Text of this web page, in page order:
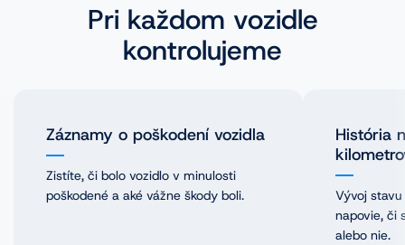
Časté dopyty
Pri každom vozidle
kontrolujeme
Záznamy o poškodení vozidla
Zistíte, či bolo vozidlo v minulosti
poškodené a aké vážne škody boli.
História
Vývoj
napovie, či
alebo nie.